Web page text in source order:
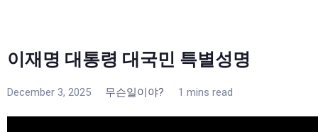
이재명 대통령 대국민 특별성명
December 3, 2025 무슨일이야? 1 mins read